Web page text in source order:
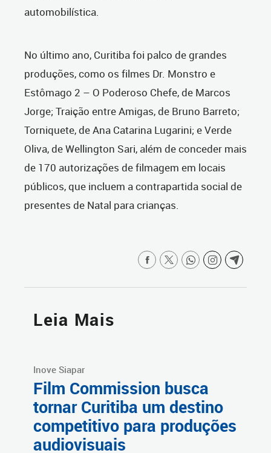
automobilística.
No último ano, Curitiba foi palco de grandes
produções, como os filmes Dr. Monstro e
Estômago 2 – O Poderoso Chefe, de Marcos
Jorge; Traição entre Amigas, de Bruno Barreto;
Torniquete, de Ana Catarina Lugarini; e Verde
Oliva, de Wellington Sari, além de conceder mais
de 170 autorizações de filmagem em locais
públicos, que incluem a contrapartida social de
presentes de Natal para crianças.
Leia Mais
Inove Siapar
Film Commission busca
tornar Curitiba um destino
competitivo para produções
audiovisuais